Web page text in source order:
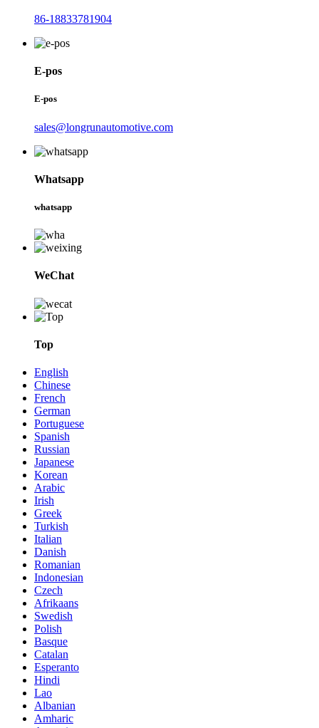
86-18833781904
E-pos
E-pos
sales@longrunautomotive.com
Whatsapp
whatsapp
WeChat
Top
English
Chinese
French
German
Portuguese
Spanish
Russian
Japanese
Korean
Arabic
Irish
Greek
Turkish
Italian
Danish
Romanian
Indonesian
Czech
Afrikaans
Swedish
Polish
Basque
Catalan
Esperanto
Hindi
Lao
Albanian
Amharic